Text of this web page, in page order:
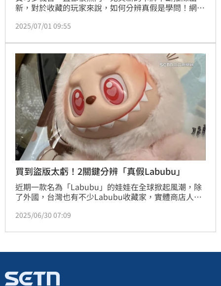
新，對於收藏的玩家來說，如何分辨真假是學問！網路
謀利，如何自保分辨真假？
2025/07/01 09:55
買到盜版太虧！2關鍵分辨「真假Labubu」
近期一款名為「Labubu」的娃娃在全球掀起風潮，除
了外國，台灣也有不少Labubu收藏家，實體商店人氣
多，最怕碰到盜版當正版賣，花大錢卻買到假的，對此
2025/06/30 07:09